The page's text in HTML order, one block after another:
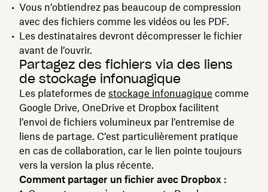
Vous n’obtiendrez pas beaucoup de compression
avec des fichiers comme les vidéos ou les PDF.
Les destinataires devront décompresser le fichier
avant de l’ouvrir.
Partagez des fichiers via des liens
de stockage infonuagique
Les plateformes de stockage infonuagique comme
Google Drive, OneDrive et Dropbox facilitent
l’envoi de fichiers volumineux par l’entremise de
liens de partage. C’est particulièrement pratique
en cas de collaboration, car le lien pointe toujours
vers la version la plus récente.
Comment partager un fichier avec Dropbox :